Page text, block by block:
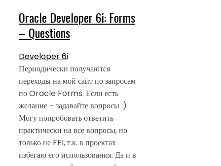
Oracle Developer 6i: Forms
– Questions
Developer 6i
Периодически получаются
переходы на мой сайт по запросам
по Oracle Forms. Если есть
желание - задавайте вопросы :)
Могу попробовать ответить
практически на все вопросы, но
только не FFI, т.к. в проектах
избегаю его использования. Да и в